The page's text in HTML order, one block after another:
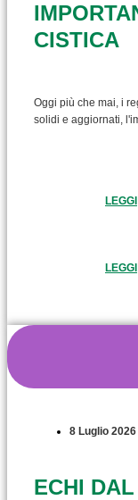
CISTICA
Oggi più che mai, i
solidi e aggiornati,
LEGGI
LEGGI
8 Luglio 2026
ECHI